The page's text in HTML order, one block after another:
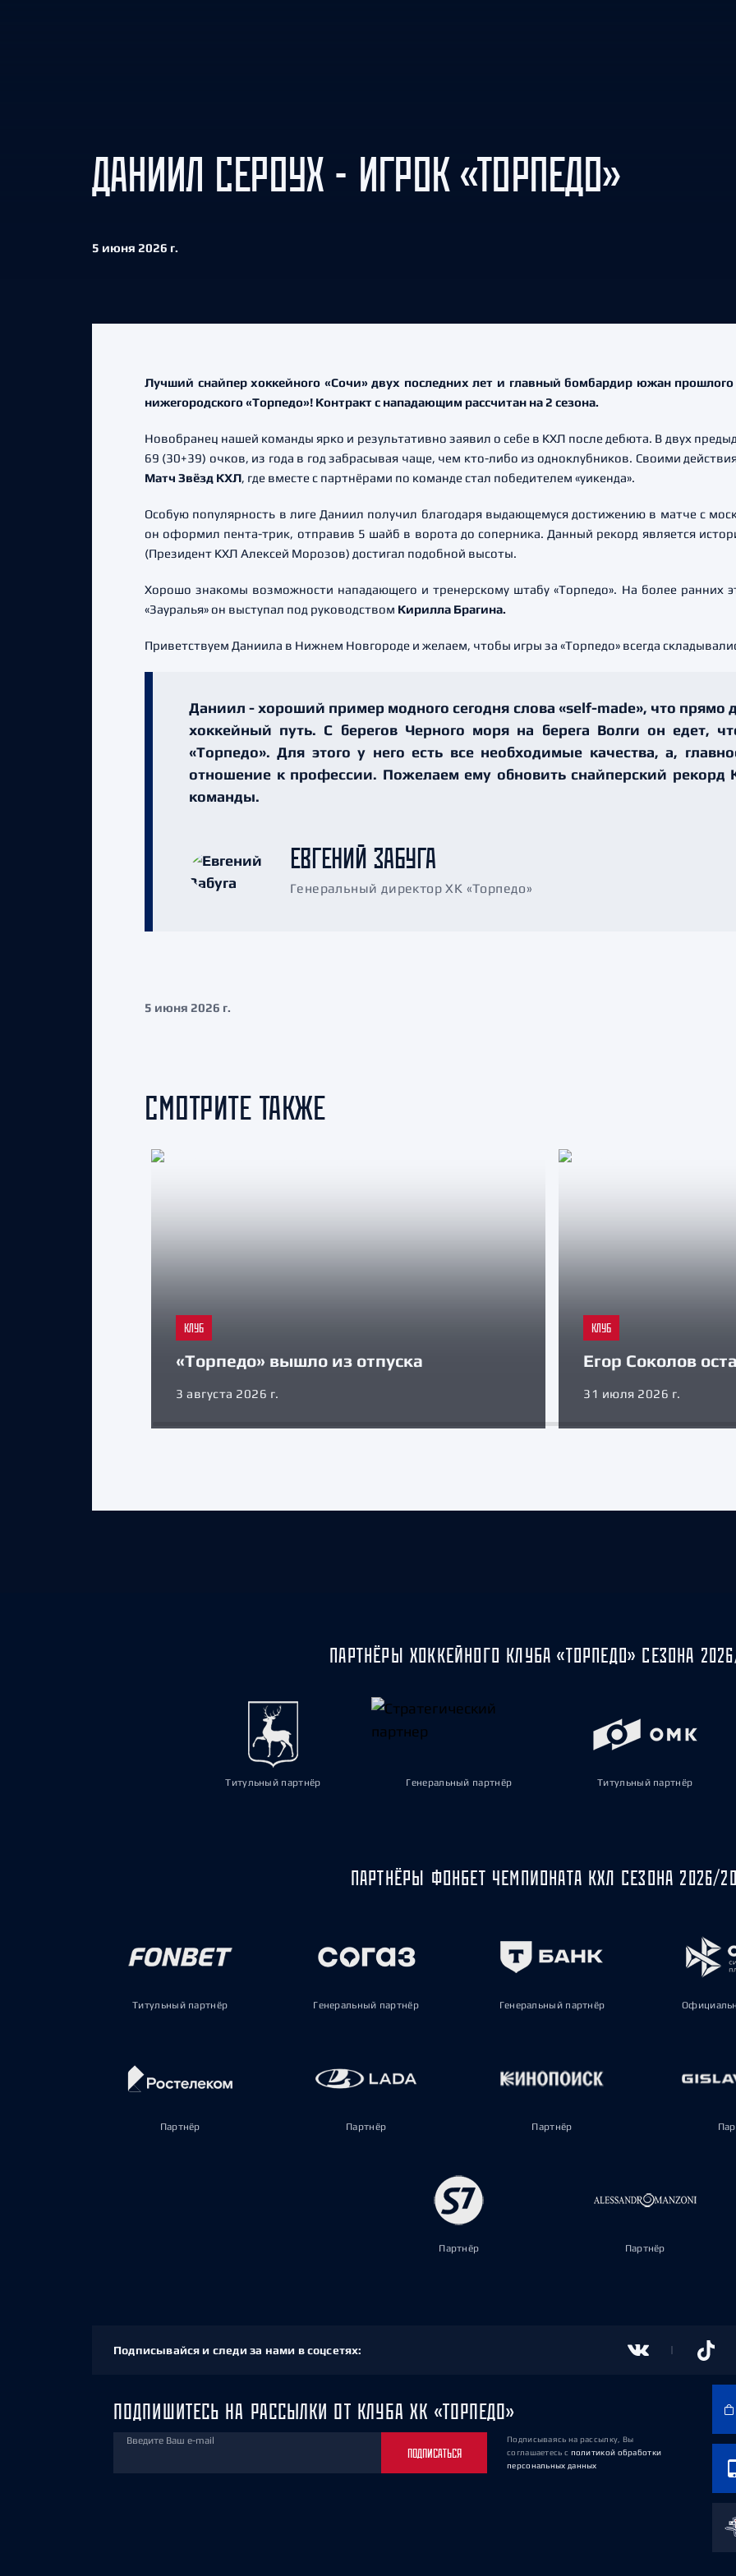
ДАНИИЛ СЕРОУХ - ИГРОК «ТОРПЕДО»
5 июня 2026 г.
Лучший снайпер хоккейного «Сочи» двух последних лет и главный бомбардир южан прошлого
нижегородского «Торпедо»! Контракт с нападающим рассчитан на 2 сезона.
Новобранец нашей команды ярко и результативно заявил о себе в КХЛ после дебюта. В двух
69 (30+39) очков, из года в год забрасывая чаще, чем кто-либо из одноклубников. Своими
Матч Звёзд КХЛ, где вместе с партнёрами по команде стал победителем «уикенда».
Особую популярность в лиге Даниил получил благодаря выдающемуся достижению в матче с
он оформил пента-трик, отправив 5 шайб в ворота до соперника. Данный рекорд является
(Президент КХЛ Алексей Морозов) достигал подобной высоты.
Хорошо знакомы возможности нападающего и тренерскому штабу «Торпедо». На более ранних
«Зауралья» он выступал под руководством Кирилла Брагина.
Приветствуем Даниила в Нижнем Новгороде и желаем, чтобы игры за «Торпедо» всегда
Даниил - хороший пример модного сегодня слова «self-made», что прямо
хоккейный путь. С берегов Черного моря на берега Волги он едет,
«Торпедо». Для этого у него есть все необходимые качества, а,
отношение к профессии. Пожелаем ему обновить снайперский рекорд
команды.
ЕВГЕНИЙ ЗАБУГА
Генеральный директор ХК «Торпедо»
5 июня 2026 г.
СМОТРИТЕ ТАКЖЕ
КЛУБ
«Торпедо» вышло из отпуска
3 августа 2026 г.
КЛУБ
Егор Соколов
31 июля 2026 г.
ПАРТНЁРЫ ХОККЕЙНОГО КЛУБА «ТОРПЕДО» СЕЗОНА
Титульный партнёр Генеральный партнёр Титульный партнёр
ПАРТНЁРЫ ФОНБЕТ ЧЕМПИОНАТА КХЛ СЕЗОНА 2026/
Титульный партнёр Генеральный партнёр Генеральный партнёр
Партнёр Партнёр Партнёр
Партнёр Партнёр
Подписывайся и следи за нами в соцсетях:
ПОДПИШИТЕСЬ НА РАССЫЛКИ ОТ КЛУБА ХК «ТОРПЕДО»
Введите Ваш e-mail
ПОДПИСАТЬСЯ
Подписываясь на рассылку, Вы
соглашаетесь с политикой обработки
персональных данных